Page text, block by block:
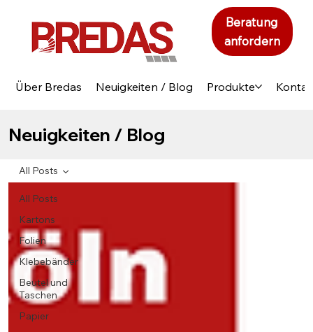
Über Bredas Neuigkeiten / Blog Produkte
Beratung
anfordern
Neuigkeiten / Blog
All Posts
Kartons
Folien
Klebebänder
Beutel und
Taschen
Papier
All Posts